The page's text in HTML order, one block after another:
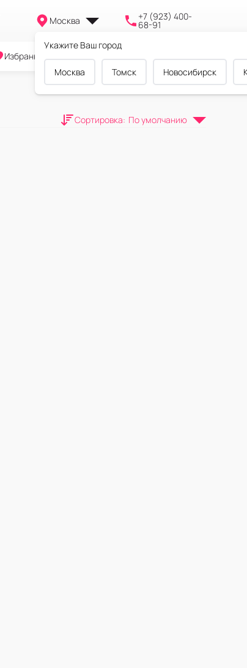
Москва
Укажите Ваш город
Москва Томск Новосибирск
+7 (923) 400-
68-91
0
Избранное Cравнение Корзина
Сортировка: По умолчанию